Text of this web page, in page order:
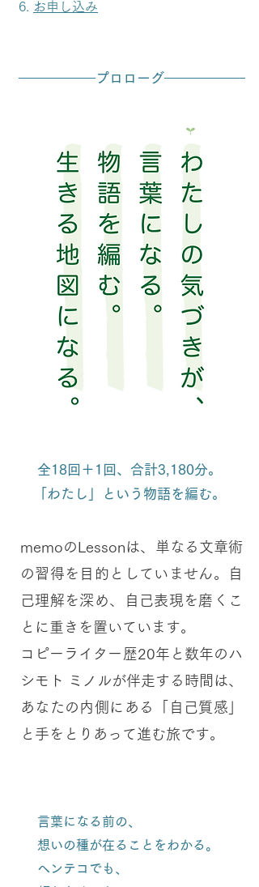
​お申し込み
プロローグ
全18回＋1回、合計3,180分。
「わたし」という物語を編む。
memoのLessonは、単なる文章術
の習得を目的としていません。自
己理解を深め、自己表現を磨くこ
とに重きを置いています。
コピーライター歴20年と数年のハ
シモト ミノルが伴走する時間は、
あなたの内側にある「自己質感」
と手をとりあって進む旅です。
言葉になる前の、
想いの種が在ることをわかる。
ヘンテコでも、